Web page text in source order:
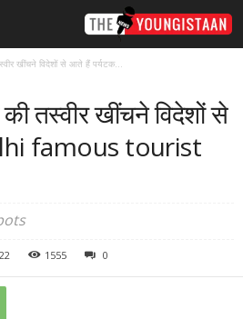
खींचने विदेशों से आते हैं पर्यटक...
तस्वीर खींचने विदेशों से
famous tourist
1555 0